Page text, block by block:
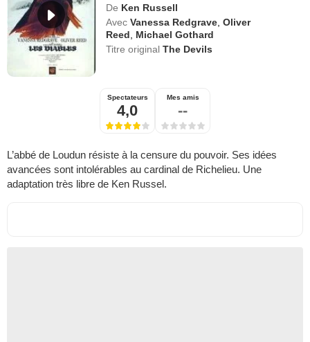
De Ken Russell
Avec Vanessa Redgrave,Oliver
Reed, Michael Gothard
Titre originalThe Devils
Spectateurs
4,0
Mes amis
--
L’abbé de Loudun résiste à la censure du pouvoir. Ses idées
avancées sont intolérables au cardinal de Richelieu. Une
adaptation très libre de Ken Russel.